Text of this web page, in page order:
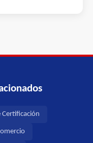
Certificación